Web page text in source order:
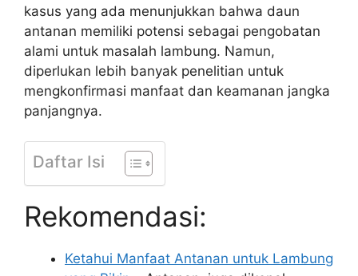
kasus yang ada menunjukkan bahwa daun
antanan memiliki potensi sebagai pengobatan
alami untuk masalah lambung. Namun,
diperlukan lebih banyak penelitian untuk
mengkonfirmasi manfaat dan keamanan jangka
panjangnya.
Daftar Isi
Rekomendasi:
Ketahui Manfaat Antanan untuk Lambung